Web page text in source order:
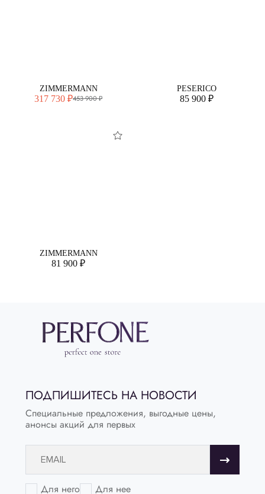
ZIMMERMANN
317 730 ₽453 900 ₽
PESERICO
85 900 ₽
ZIMMERMANN
81 900 ₽
ПОДПИШИТЕСЬ НА НОВОСТИ
Специальные предложения, выгодные цены,
анонсы акций для первых
Для него Для нее